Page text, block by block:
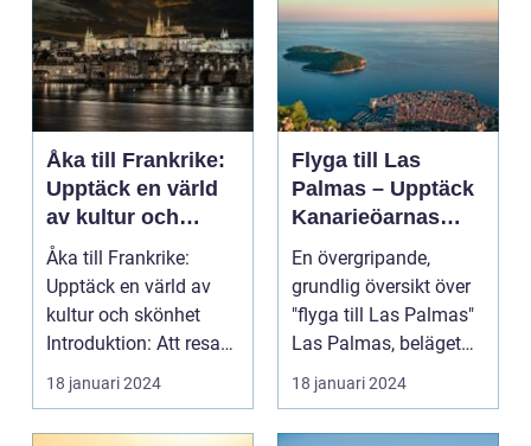
Åka till Frankrike:
Upptäck en värld
av kultur och
skönhet
Åka till Frankrike:
Upptäck en värld av
kultur och skönhet
Introduktion: Att resa
till Frankrike är...
18 januari 2024
Flyga till Las
Palmas – Upptäck
Kanarieöarnas
pärla
En övergripande,
grundlig översikt över
"flyga till Las Palmas"
Las Palmas, beläget
på Gran Canaria...
18 januari 2024